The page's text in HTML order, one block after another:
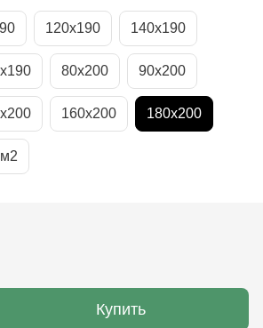
120х190 140х190
80х200 90х200
160х200 180х200
Купить